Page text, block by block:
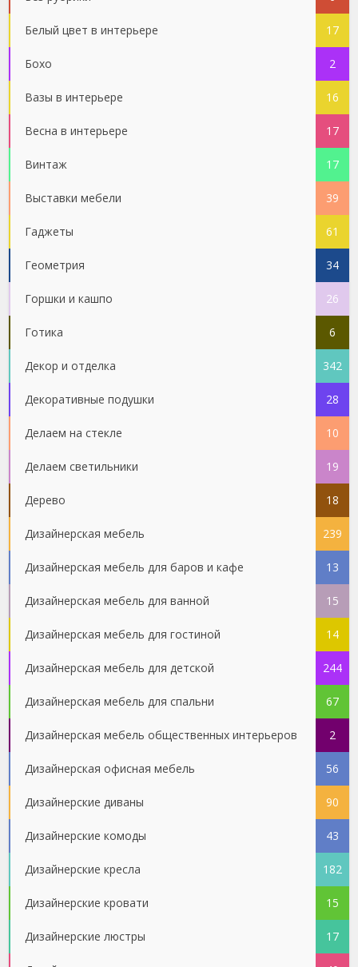
Белый цвет в интерьере 17
Бохо 2
Вазы в интерьере 16
Весна в интерьере 17
Винтаж 17
Выставки мебели 39
Гаджеты 61
Геометрия 34
Горшки и кашпо 26
Готика 6
Декор и отделка 342
Декоративные подушки 28
Делаем на стекле 10
Делаем светильники 19
Дерево 18
Дизайнерская мебель 239
Дизайнерская мебель для баров и кафе 13
Дизайнерская мебель для ванной 15
Дизайнерская мебель для гостиной 14
Дизайнерская мебель для детской 244
Дизайнерская мебель для спальни 67
Дизайнерская мебель общественных интерьеров 2
Дизайнерская офисная мебель 56
Дизайнерские диваны 90
Дизайнерские комоды 43
Дизайнерские кресла 182
Дизайнерские кровати 15
Дизайнерские люстры 17